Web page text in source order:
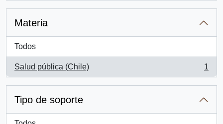
Materia
Todos
Salud pública (Chile)
, 1 resultados
1
Tipo de soporte